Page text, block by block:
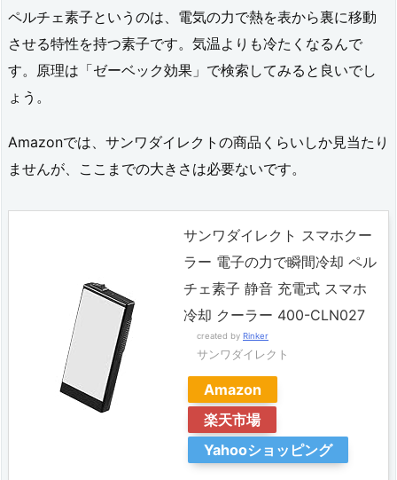
ペルチェ素子というのは、電気の力で熱を表から裏に移動
させる特性を持つ素子です。気温よりも冷たくなるんで
す。原理は「ゼーベック効果」で検索してみると良いでし
ょう。
Amazonでは、サンワダイレクトの商品くらいしか見当たり
ませんが、ここまでの大きさは必要ないです。
サンワダイレクト スマホクー
ラー 電子の力で瞬間冷却 ペル
チェ素子 静音 充電式 スマホ
冷却 クーラー 400-CLN027
created by Rinker
サンワダイレクト
Amazon
楽天市場
Yahooショッピング